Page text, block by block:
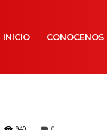
INICIO CONOCENOS